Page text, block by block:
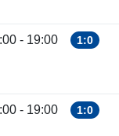
- 19:00 1:0
- 19:00 1:0